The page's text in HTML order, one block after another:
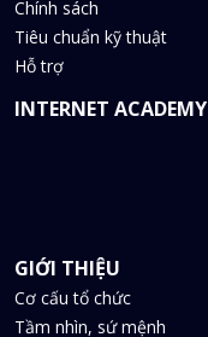
Chính sách
Tiêu chuẩn kỹ thuật
Hỗ trợ
INTERNET ACADEMY
GIỚI THIỆU
Cơ cấu tổ chức
Tầm nhìn, sứ mệnh